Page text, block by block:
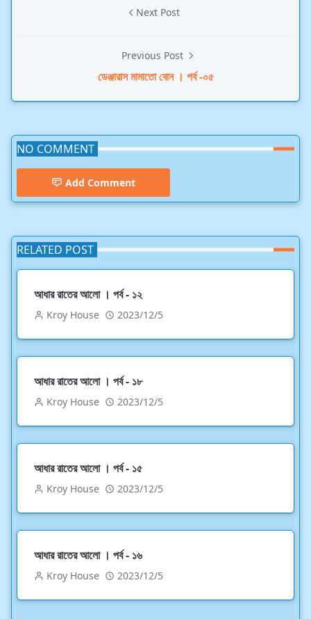
Next Post
Previous Post
ডেঞ্জারাস মামাতো বোন । পর্ব -০৫
NO COMMENT
Add Comment
RELATED POST
আধার রাতের আলো । পর্ব - ১২
Kroy House 2023/12/5
আধার রাতের আলো । পর্ব - ১৮
Kroy House 2023/12/5
আধার রাতের আলো । পর্ব - ১৫
Kroy House 2023/12/5
আধার রাতের আলো । পর্ব - ১৬
Kroy House 2023/12/5